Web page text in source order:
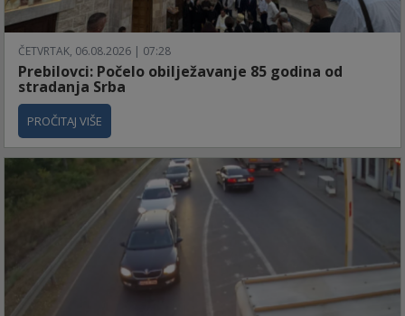
ČETVRTAK, 06.08.2026 | 07:28
Prebilovci: Počelo obilježavanje 85 godina od
stradanja Srba
PROČITAJ VIŠE